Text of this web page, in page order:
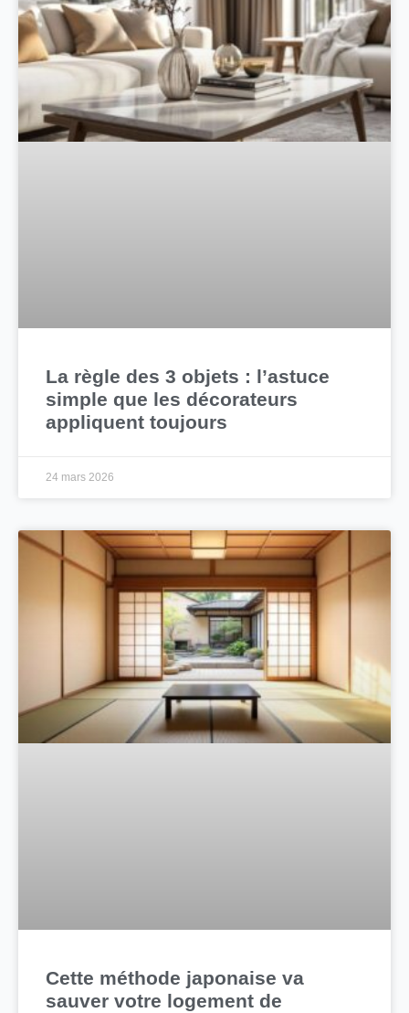
La règle des 3 objets : l’astuce
simple que les décorateurs
appliquent toujours
24 mars 2026
Cette méthode japonaise va
sauver votre logement de